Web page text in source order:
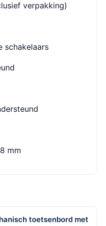
verpakking)
schakelaars
mm
toetsenbord met